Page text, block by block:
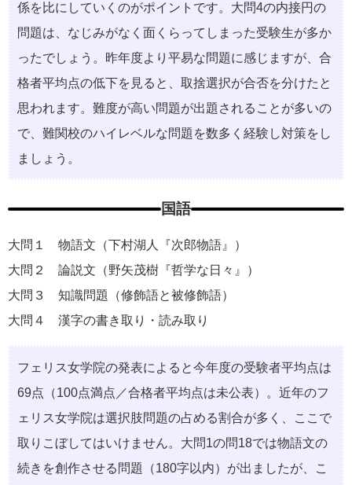
係を比にしていくのがポイントです。大問4の内接円の
問題は、なじみがなく面くらってしまった受験生が多か
ったでしょう。昨年度より平易な問題に感じますが、合
格者平均点の低下を見ると、取捨選択が合否を分けたと
思われます。難度が高い問題が出題されることが多いの
で、難関校のハイレベルな問題を数多く経験し対策をし
ましょう。
国語
大問１ 物語文（下村湖人『次郎物語』）
大問２ 論説文（野矢茂樹『哲学な日々』）
大問３ 知識問題（修飾語と被修飾語）
大問４ 漢字の書き取り・読み取り
フェリス女学院の発表によると今年度の受験者平均点は
69点（100点満点／合格者平均点は未公表）。近年のフ
ェリス女学院は選択肢問題の占める割合が多く、ここで
取りこぼしてはいけません。大問1の問18では物語文の
続きを創作させる問題（180字以内）が出ましたが、こ